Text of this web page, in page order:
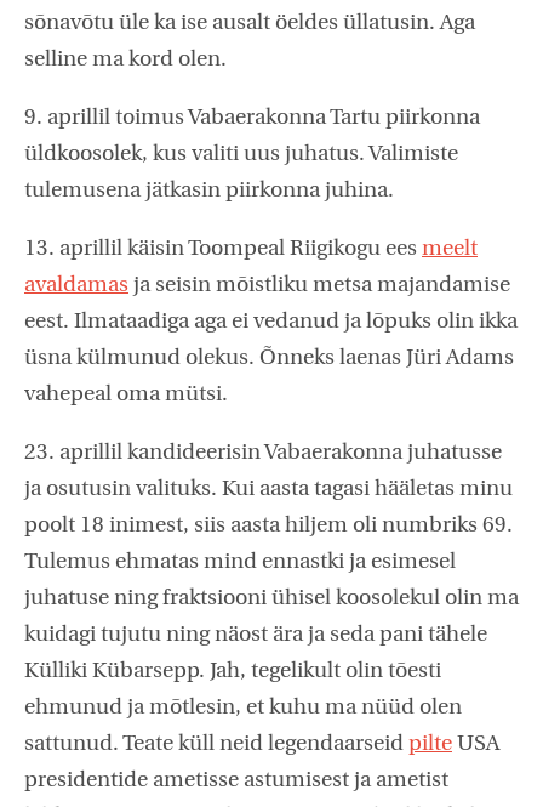
sõnavõtu üle ka ise ausalt öeldes üllatusin. Aga
selline ma kord olen.
9. aprillil toimus Vabaerakonna Tartu piirkonna
üldkoosolek, kus valiti uus juhatus. Valimiste
tulemusena jätkasin piirkonna juhina.
13. aprillil käisin Toompeal Riigikogu ees meelt
avaldamas ja seisin mõistliku metsa majandamise
eest. Ilmataadiga aga ei vedanud ja lõpuks olin ikka
üsna külmunud olekus. Õnneks laenas Jüri Adams
vahepeal oma mütsi.
23. aprillil kandideerisin Vabaerakonna juhatusse
ja osutusin valituks. Kui aasta tagasi hääletas minu
poolt 18 inimest, siis aasta hiljem oli numbriks 69.
Tulemus ehmatas mind ennastki ja esimesel
juhatuse ning fraktsiooni ühisel koosolekul olin ma
kuidagi tujutu ning näost ära ja seda pani tähele
Külliki Kübarsepp. Jah, tegelikult olin tõesti
ehmunud ja mõtlesin, et kuhu ma nüüd olen
sattunud. Teate küll neid legendaarseid pilte USA
presidentide ametisse astumisest ja ametist